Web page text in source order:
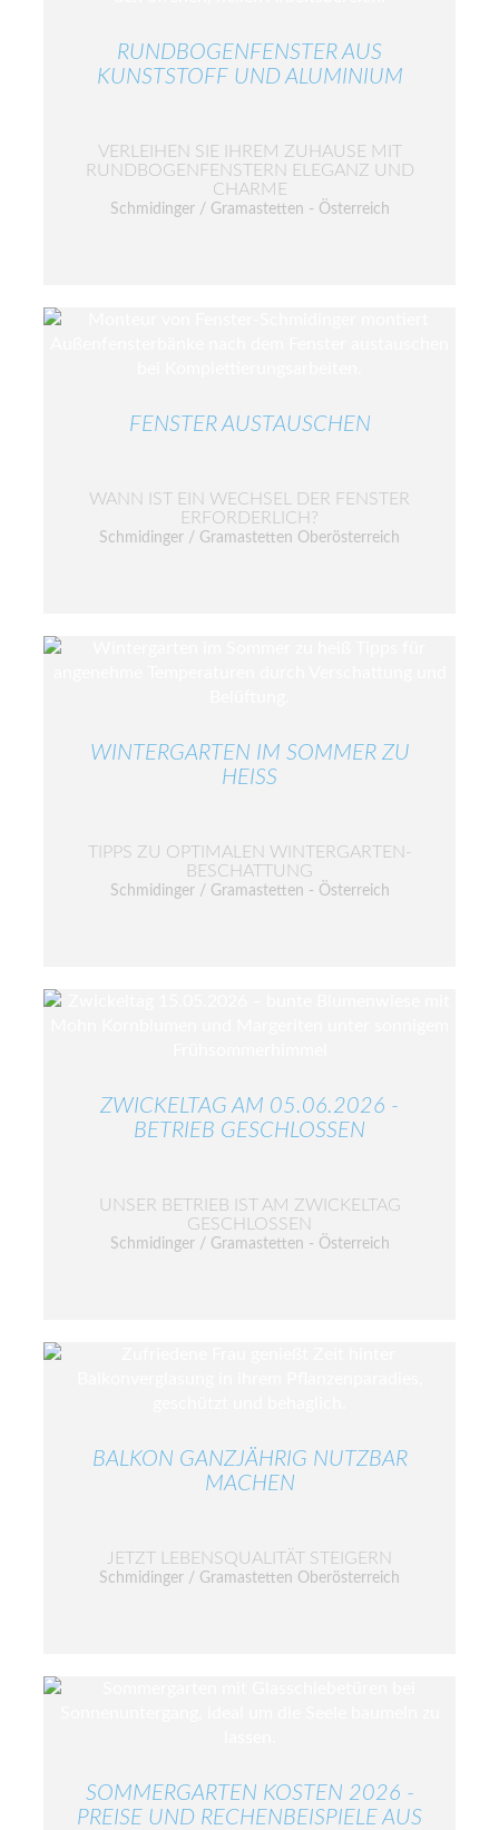
RUNDBOGENFENSTER AUS
KUNSTSTOFF UND ALUMINIUM
VERLEIHEN SIE IHREM ZUHAUSE MIT
RUNDBOGENFENSTERN ELEGANZ UND
CHARME
Schmidinger / Gramastetten - Österreich
FENSTER AUSTAUSCHEN
WANN IST EIN WECHSEL DER FENSTER
ERFORDERLICH?
Schmidinger / Gramastetten Oberösterreich
WINTERGARTEN IM SOMMER ZU
HEISS
TIPPS ZU OPTIMALEN WINTERGARTEN-
BESCHATTUNG
Schmidinger / Gramastetten - Österreich
ZWICKELTAG AM 05.06.2026 -
BETRIEB GESCHLOSSEN
UNSER BETRIEB IST AM ZWICKELTAG
GESCHLOSSEN
Schmidinger / Gramastetten - Österreich
BALKON GANZJÄHRIG NUTZBAR
MACHEN
JETZT LEBENSQUALITÄT STEIGERN
Schmidinger / Gramastetten Oberösterreich
SOMMERGARTEN KOSTEN 2026 -
PREISE UND RECHENBEISPIELE AUS